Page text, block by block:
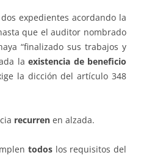
expedientes acordando la
que el auditor nombrado
“finalizado sus trabajos y
la existencia de beneficio
la dicción del artículo 348
recurren en alzada.
todos los requisitos del